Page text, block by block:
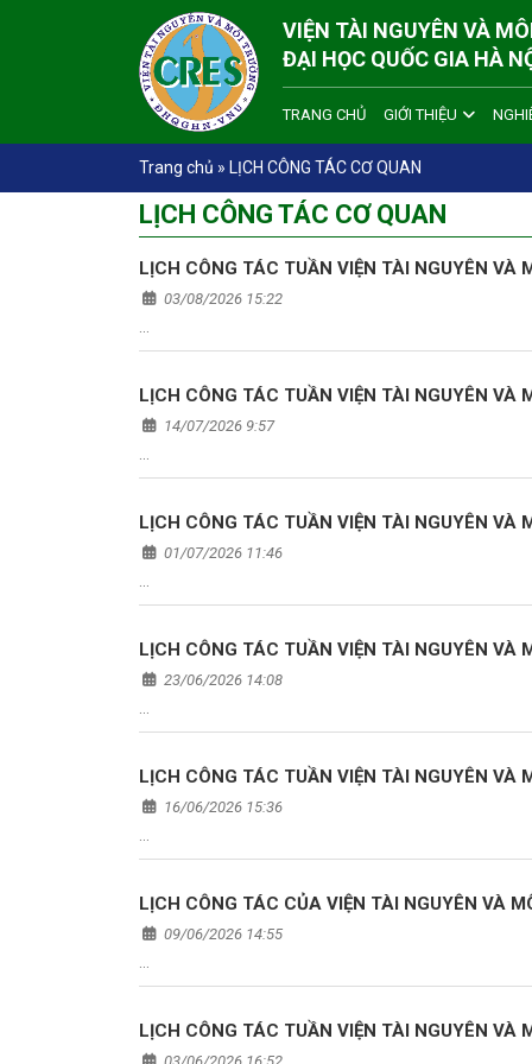
VIỆN TÀI NGUYÊN VÀ
ĐẠI HỌC QUỐC GIA HÀ
TRANG CHỦ GIỚI THIỆU
Trang chủ » LỊCH CÔNG TÁC CƠ QUAN
LỊCH CÔNG TÁC CƠ QUAN
LỊCH CÔNG TÁC TUẦN VIỆN TÀI NGUYÊN
03/08/2026 15:22
LỊCH CÔNG TÁC TUẦN VIỆN TÀI NGUYÊN
14/07/2026 9:57
LỊCH CÔNG TÁC TUẦN VIỆN TÀI NGUYÊN
01/07/2026 11:46
LỊCH CÔNG TÁC TUẦN VIỆN TÀI NGUYÊN
23/06/2026 14:08
LỊCH CÔNG TÁC TUẦN VIỆN TÀI NGUYÊN
16/06/2026 15:36
LỊCH CÔNG TÁC CỦA VIỆN TÀI NGUYÊN
09/06/2026 14:55
LỊCH CÔNG TÁC TUẦN VIỆN TÀI NGUYÊN